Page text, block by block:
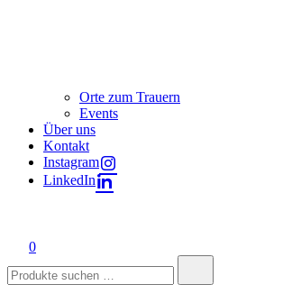
Orte zum Trauern
Events
Über uns
Kontakt
Instagram
LinkedIn
0
nach: